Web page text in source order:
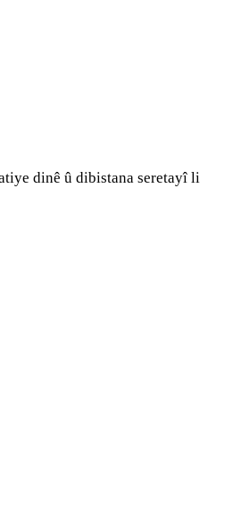
dinê û dibistana seretayî li